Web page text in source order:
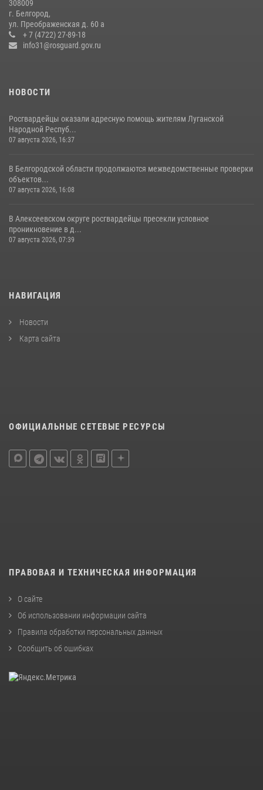
В Белгороде росгвардейцы приняли участие в круглом столе с
представителем Российского общества «Знание»
17 июля 2026, 07:10
308009
г. Белгород,
ул. Преображенская д. 60 а
+ 7 (4722) 27-89-18
info31@rosguard.gov.ru
НОВОСТИ
Росгвардейцы оказали адресную помощь жителям Луганской
Народной Респуб...
07 августа 2026, 16:37
В Белгородской области продолжаются межведомственные проверки
объектов...
07 августа 2026, 16:08
В Алексеевском округе росгвардейцы пресекли условное
проникновение в д...
07 августа 2026, 07:39
НАВИГАЦИЯ
Новости
Карта сайта
ОФИЦИАЛЬНЫЕ СЕТЕВЫЕ РЕСУРСЫ
ПРАВОВАЯ И ТЕХНИЧЕСКАЯ ИНФОРМАЦИЯ
О сайте
Об использовании информации сайта
Правила обработки персональных данных
Сообщить об ошибках